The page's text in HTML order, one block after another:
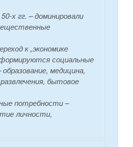
х гг. – доминировали
к „экономике
социальные
медицина,
бытовое
потребности –
личности,